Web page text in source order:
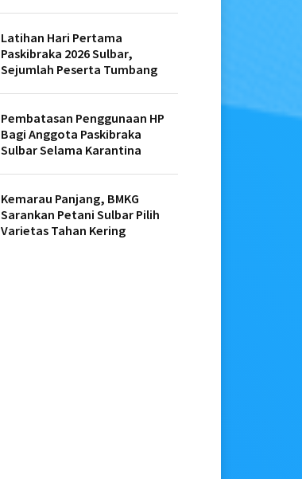
Latihan Hari Pertama
Paskibraka 2026 Sulbar,
Sejumlah Peserta Tumbang
Pembatasan Penggunaan HP
Bagi Anggota Paskibraka
Sulbar Selama Karantina
Kemarau Panjang, BMKG
Sarankan Petani Sulbar Pilih
Varietas Tahan Kering